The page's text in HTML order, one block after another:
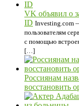
VK объявил о
ID Investing.com
пользователям
с помощью
[…]
Россиянам
восстановить